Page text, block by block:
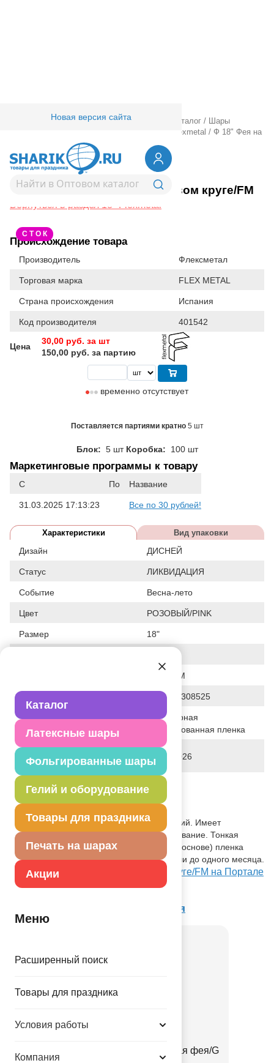
Каталог
Латексные шары
Фольгированные шары
Гелий и оборудование
Товары для праздника
Печать на шарах
Акции
Меню
Расширенный поиск
Товары для праздника
Условия работы
Компания
Новая версия сайта
Товары для праздника/ Оптовый каталог /
Шары
18" Flexmetal / Ф 18" Фея на
розовом круге/FM
1202-1098Ф 18" Фея на розовом круге/FM
Вернуться в раздел 18" Flexmetal
С Т О К
Происхождение товара
Производитель Флексметал
Торговая марка FLEX METAL
Страна происхождения Испания
Код производителя 401542
Цена
30,00 руб. за шт
150,00 руб. за партию
временно отсутствует
Поставляется партиями кратно 5 шт
Блок: 5 шт Коробка: 100 шт
Маркетинговые программы к товару
С По Название
31.03.2025 17:13:23 Все по 30 рублей!
Характеристики Вид упаковки
Дизайн ДИСНЕЙ
Статус ЛИКВИДАЦИЯ
Событие Весна-лето
Цвет РОЗОВЫЙ/PINK
Размер 18"
18"/46СМ
8435102308525
Полимерная
фольгированная пленка
Дата последнего изменения
элемента
28-01-2026
10.500 г
Описание товара
При надувании используется только гелий. Имеет
встроенный клапан - что упрощает надувание. Тонкая
миларовая (фольга на полиэтиленовой основе) пленка
позволяет шарам не сдуваться от недели до одного месяца.
Посмотреть Ф 18" Фея на розовом круге/FM на Портале
оптовых закупок
Звездная фея
Украшение д/торта Звездная фея/G